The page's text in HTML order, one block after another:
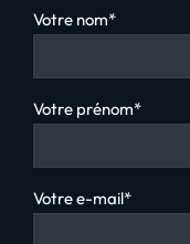
Votre nom*
Votre prénom*
Votre e-mail*